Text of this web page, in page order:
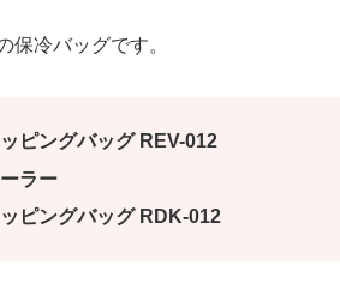
保冷バッグです。
ピングバッグ REV-012
ラー
ピングバッグ RDK-012